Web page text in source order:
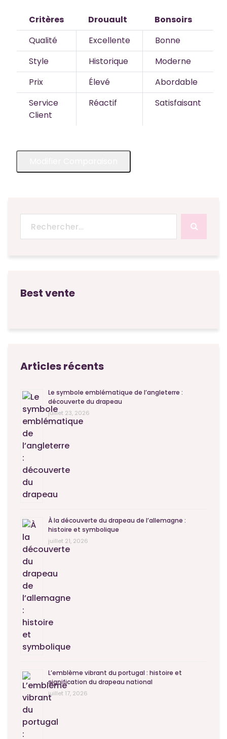
Critères Drouault
Bonsoirs
Qualité
Excellente
Bonne
Style
Historique
Moderne
Prix
Élevé
Abordable
Service
Client
Réactif Satisfaisant
pour :
Best vente
Articles récents
Le symbole emblématique de l’angleterre :
découverte du drapeau
juillet 23, 2026
À la découverte du drapeau de l’allemagne :
histoire et symbolique
juillet 21, 2026
L’emblème vibrant du portugal : histoire et
signification du drapeau national
juillet 17, 2026